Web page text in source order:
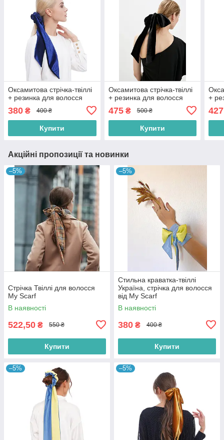
Оксамитова стрічка-твіллі
+ резинка для волосся
380 ₴ 400 ₴
Купити
Оксамитова стрічка-твіллі
+ резинка для волосся
475₴ 500 ₴
Купити
+
Акційні пропозиції та новинки
–5%
Стрічка Твіллі для волосся
My Scarf
В наявності
522,50 ₴ 550 ₴
Купити
–5%
Стильна краватка-твіллі
Україна, стрічка для волосся
від My Scarf
В наявності
380 ₴ 400 ₴
Купити
–5% –5%